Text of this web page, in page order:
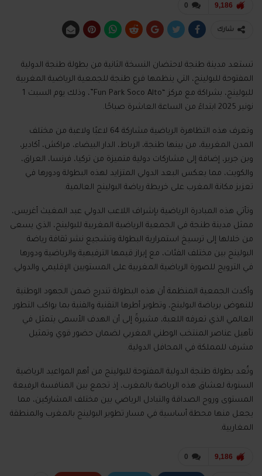
0 9,186
شارك
تستعد مدينة طنجة لاحتضان النسخة الثانية من بطولة طنجة الدولية
المفتوحة للبولينج، التي ينظمها فرع طنجة للجمعية الرياضية المغربية
للبولينج، بشراكة مع مركز “Fun Park Soco Alto”، وذلك يوم السبت 1
نونبر 2025 ابتداءً من الساعة العاشرة صباحًا.
وتعرف هذه التظاهرة الرياضية مشاركة 64 لاعبًا ولاعبة من مختلف
المدن المغربية، من بينها طنجة، الرباط، الدار البيضاء، مراكش، أكادير،
وبن جرير، إضافة إلى مشاركات دولية متميزة من تركيا، فرنسا، العراق،
والكويت، مما يعكس البعد الدولي المتزايد لهذه البطولة ودورها في
تعزيز مكانة المغرب على خريطة رياضة البولينج العالمية.
وتأتي هذه المبادرة الرياضية بإشراف اللاعب الدولي عبد المغيث أغريس،
ممثل مدينة طنجة في الجمعية الرياضية المغربية للبولينج، الذي يسعى
من خلالها إلى ترسيخ استمرارية البطولة وتشجيع نشر ثقافة رياضة
البولينج بين مختلف الفئات، مع إبراز قيمها الترفيهية والرياضية ودورها
في الترويج للصورة الرياضية المغربية على المستويين الإقليمي والدولي.
وأكدت الجمعية المنظمة أن هذه البطولة تندرج ضمن الجهود الوطنية
للنهوض برياضة البولينج، وتطوير أطرها التقنية والفنية بما يواكب التطور
العالمي الذي تعرفه اللعبة، مشيرةً إلى أن الهدف الأسمى يتمثل في
تأهيل عناصر المنتخب الوطني المغربي لضمان حضور قوي وتمثيل
مشرف للمملكة في المحافل الدولية.
وتُعد بطولة طنجة الدولية المفتوحة للبولينج من أهم المواعيد الرياضية
السنوية لعشاق هذه الرياضة بالمغرب، إذ تجمع بين المنافسة الرفيعة
المستوى وروح الصداقة والتبادل الرياضي بين مختلف المشاركين، مما
يجعل منها محطة أساسية في مسار تطوير البولينج بالمغرب والمنطقة
المغاربية.
0 9,186